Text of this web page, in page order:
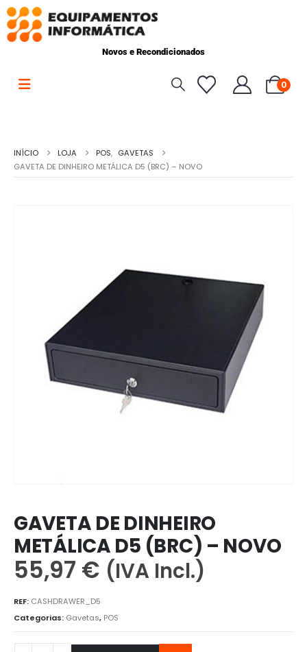
Novos e Recondicionados
0
INÍCIO LOJA POS, GAVETAS
GAVETA DE DINHEIRO METÁLICA D5 (BRC) – NOVO
GAVETA DE DINHEIRO
METÁLICA D5 (BRC) – NOVO
55,97 € (IVA Incl.)
REF: CASHDRAWER_D5
Categorias: Gavetas, POS